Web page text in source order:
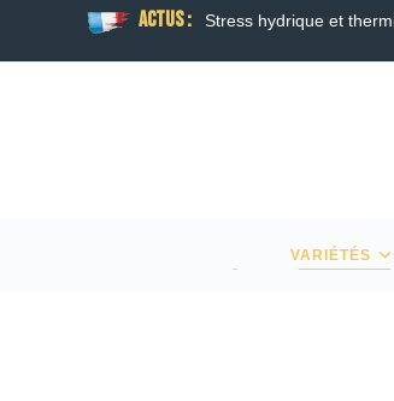
ACTUS : Stress hydrique et
VARIÉTÉS